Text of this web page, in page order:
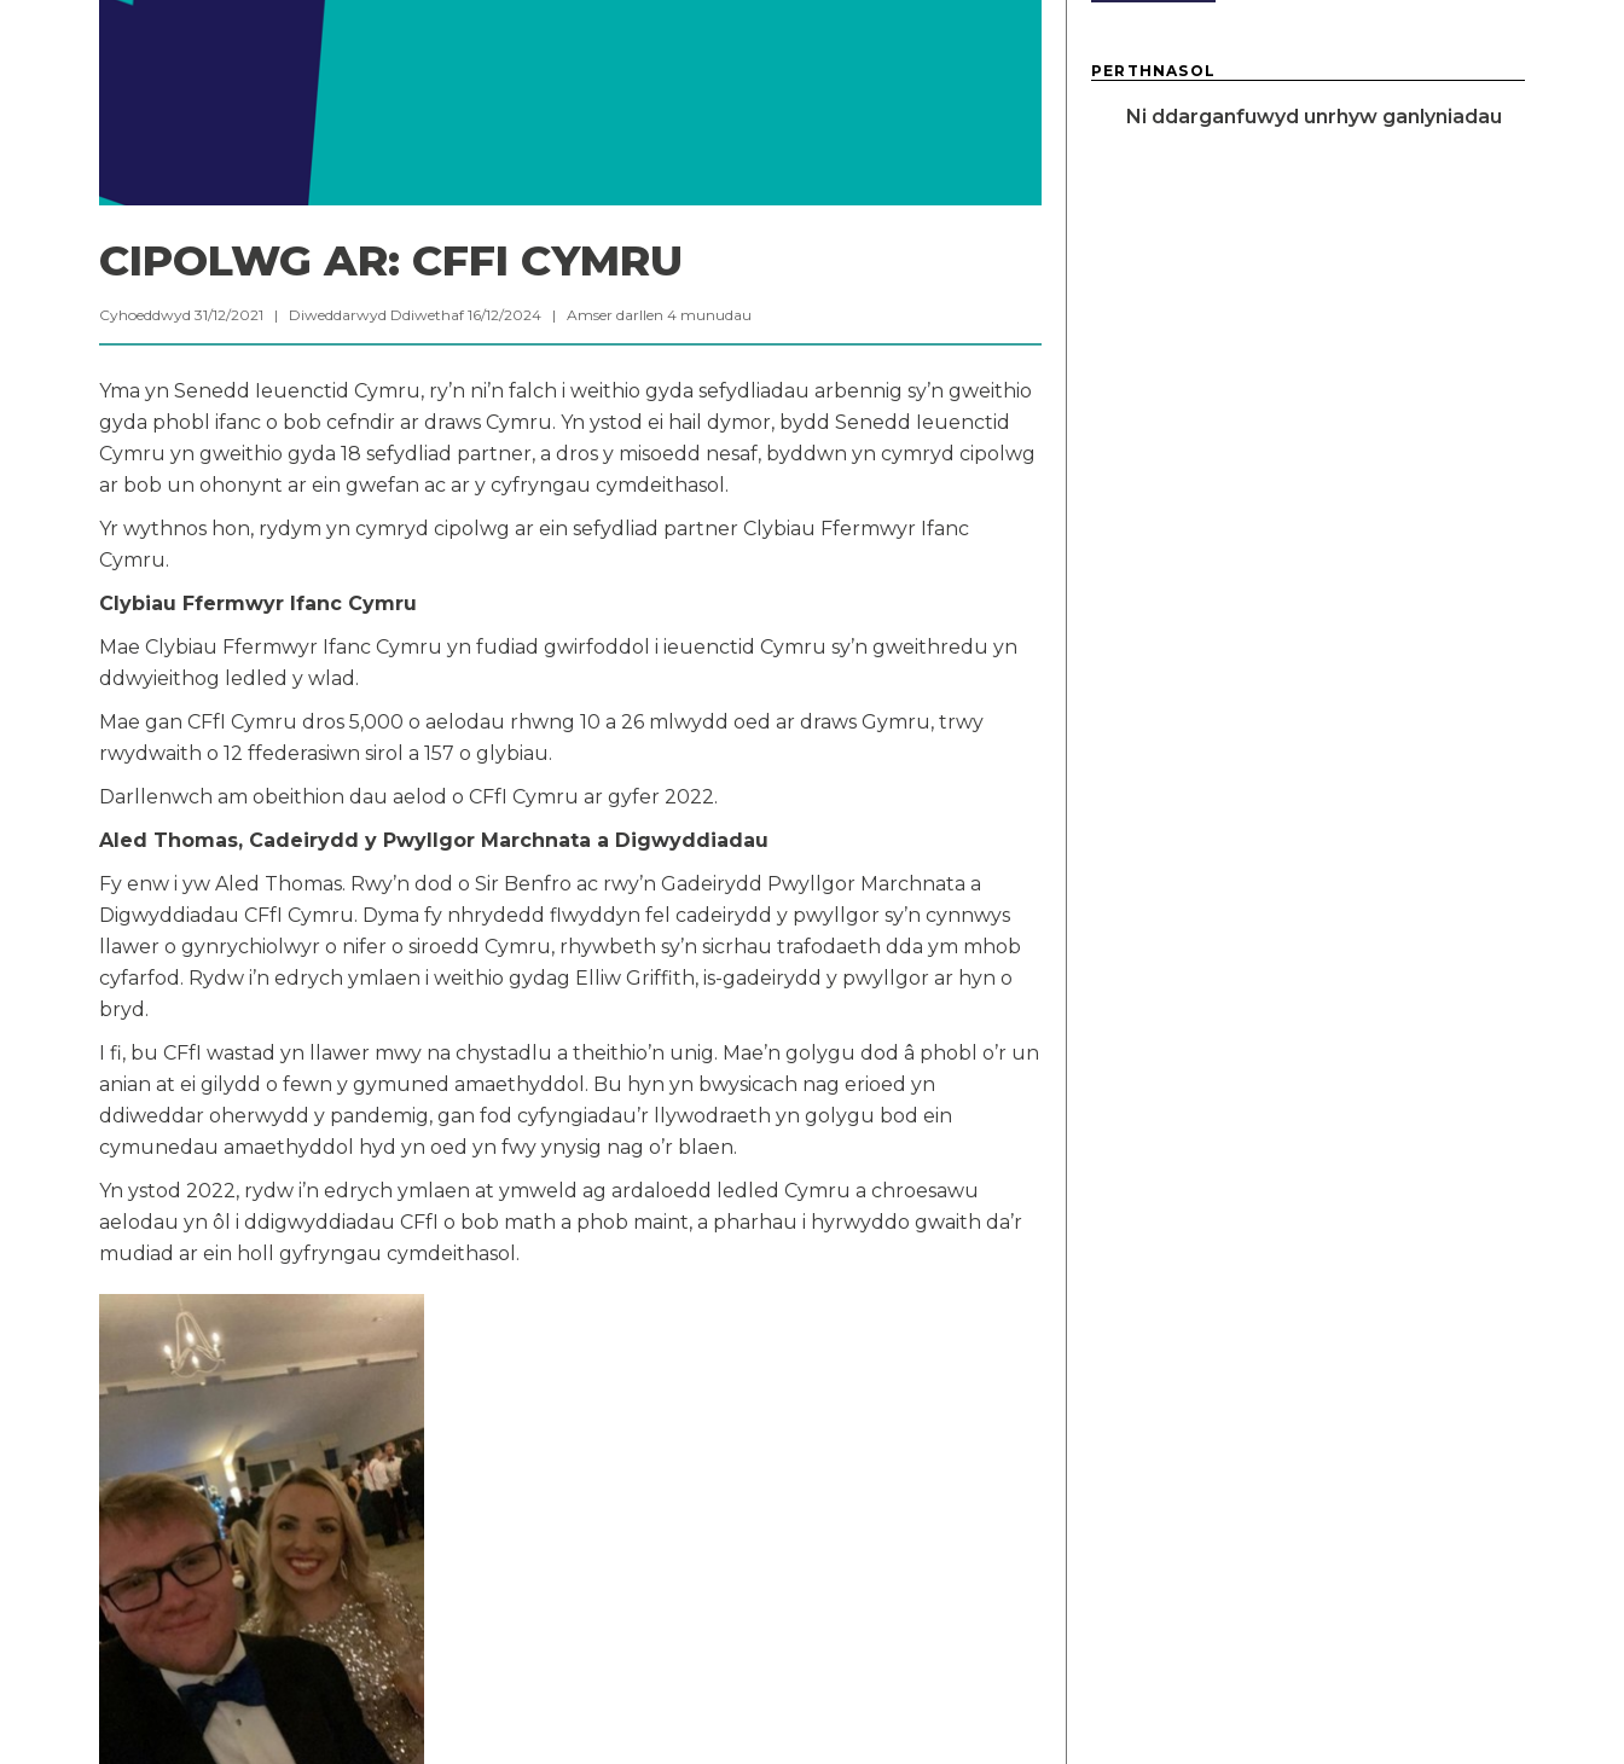
CIPOLWG AR: CFFI CYMRU
Cyhoeddwyd 31/12/2021 | Diweddarwyd Ddiwethaf 16/12/2024 | Amser darllen 4 munudau
Yma yn Senedd Ieuenctid Cymru, ry’n ni’n falch i weithio gyda sefydliadau arbennig sy’n gweithio
gyda phobl ifanc o bob cefndir ar draws Cymru. Yn ystod ei hail dymor, bydd Senedd Ieuenctid
Cymru yn gweithio gyda 18 sefydliad partner, a dros y misoedd nesaf, byddwn yn cymryd cipolwg
ar bob un ohonynt ar ein gwefan ac ar y cyfryngau cymdeithasol.
Yr wythnos hon, rydym yn cymryd cipolwg ar ein sefydliad partner Clybiau Ffermwyr Ifanc
Cymru.
Clybiau Ffermwyr Ifanc Cymru
Mae Clybiau Ffermwyr Ifanc Cymru yn fudiad gwirfoddol i ieuenctid Cymru sy’n gweithredu yn
ddwyieithog ledled y wlad.
Mae gan CFfI Cymru dros 5,000 o aelodau rhwng 10 a 26 mlwydd oed ar draws Gymru, trwy
rwydwaith o 12 ffederasiwn sirol a 157 o glybiau.
Darllenwch am obeithion dau aelod o CFfI Cymru ar gyfer 2022.
Aled Thomas, Cadeirydd y Pwyllgor Marchnata a Digwyddiadau
Fy enw i yw Aled Thomas. Rwy’n dod o Sir Benfro ac rwy’n Gadeirydd Pwyllgor Marchnata a
Digwyddiadau CFfI Cymru. Dyma fy nhrydedd flwyddyn fel cadeirydd y pwyllgor sy’n cynnwys
llawer o gynrychiolwyr o nifer o siroedd Cymru, rhywbeth sy’n sicrhau trafodaeth dda ym mhob
cyfarfod. Rydw i’n edrych ymlaen i weithio gydag Elliw Griffith, is-gadeirydd y pwyllgor ar hyn o
bryd.
I fi, bu CFfI wastad yn llawer mwy na chystadlu a theithio’n unig. Mae’n golygu dod â phobl o’r un
anian at ei gilydd o fewn y gymuned amaethyddol. Bu hyn yn bwysicach nag erioed yn
ddiweddar oherwydd y pandemig, gan fod cyfyngiadau’r llywodraeth yn golygu bod ein
cymunedau amaethyddol hyd yn oed yn fwy ynysig nag o’r blaen.
Yn ystod 2022, rydw i’n edrych ymlaen at ymweld ag ardaloedd ledled Cymru a chroesawu
aelodau yn ôl i ddigwyddiadau CFfI o bob math a phob maint, a pharhau i hyrwyddo gwaith da’r
mudiad ar ein holl gyfryngau cymdeithasol.
PERTHNASOL
Ni ddarganfuwyd unrhyw ganlyniadau